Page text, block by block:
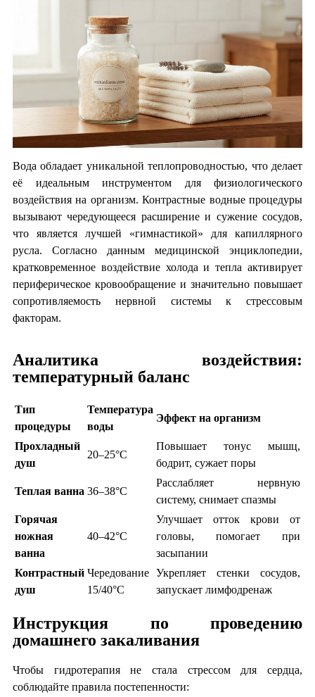
Вода обладает уникальной теплопроводностью, что делает
её идеальным инструментом для физиологического
воздействия на организм. Контрастные водные процедуры
вызывают чередующееся расширение и сужение сосудов,
что является лучшей «гимнастикой» для капиллярного
русла. Согласно данным медицинской энциклопедии,
кратковременное воздействие холода и тепла активирует
периферическое кровообращение и значительно повышает
сопротивляемость нервной системы к стрессовым
факторам.
Аналитика воздействия:
температурный баланс
Тип
процедуры
Температура
воды
Эффект на организм
Прохладный
душ
20–25°C
Повышает тонус мышц,
бодрит, сужает поры
Теплая ванна 36–38°C
Расслабляет нервную
систему, снимает спазмы
Горячая
ножная
ванна
40–42°C
Улучшает отток крови от
головы, помогает при
засыпании
Контрастный
душ
Чередование
15/40°C
Укрепляет стенки сосудов,
запускает лимфодренаж
Инструкция по проведению
домашнего закаливания
Чтобы гидротерапия не стала стрессом для сердца,
соблюдайте правила постепенности: